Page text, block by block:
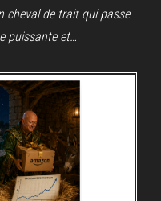
cheval de trait qui passe
puissante et…